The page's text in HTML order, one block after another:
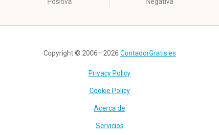
Copyright © 2006—2026 ContadorGratis.es
Privacy Policy
Cookie Policy
Acerca de
Servicios